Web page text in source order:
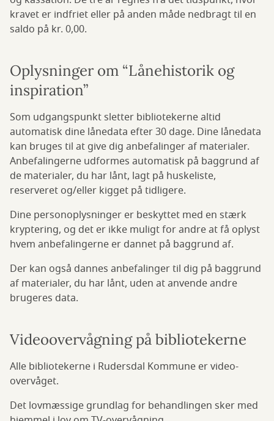
kravet er indfriet eller på anden måde nedbragt til en
saldo på kr. 0,00.
Oplysninger om “Lånehistorik og
inspiration”
Som udgangspunkt sletter bibliotekerne altid
automatisk dine lånedata efter 30 dage. Dine lånedata
kan bruges til at give dig anbefalinger af materialer.
Anbefalingerne udformes automatisk på baggrund af
de materialer, du har lånt, lagt på huskeliste,
reserveret og/eller kigget på tidligere.
Dine personoplysninger er beskyttet med en stærk
kryptering, og det er ikke muligt for andre at få oplyst
hvem anbefalingerne er dannet på baggrund af.
Der kan også dannes anbefalinger til dig på baggrund
af materialer, du har lånt, uden at anvende andre
brugeres data.
Videoovervågning på bibliotekerne
Alle bibliotekerne i Rudersdal Kommune er video-
overvåget.
Det lovmæssige grundlag for behandlingen sker med